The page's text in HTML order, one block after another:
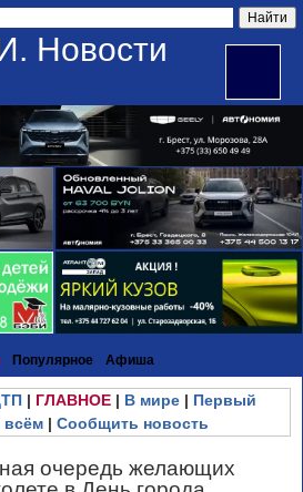
Новости
Популярное Афиша
| ГЛАВНОЕ| В мире| Первый
| Сообщить новость
очередь желающих